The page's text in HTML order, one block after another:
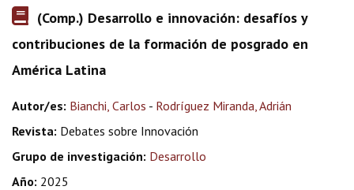
(Comp.) Desarrollo e innovación: desafíos y
contribuciones de la formación de posgrado en
América Latina
Autor/es: Bianchi, Carlos - Rodríguez Miranda, Adrián
Revista: Debates sobre Innovación
Grupo de investigación: Desarrollo
Año: 2025